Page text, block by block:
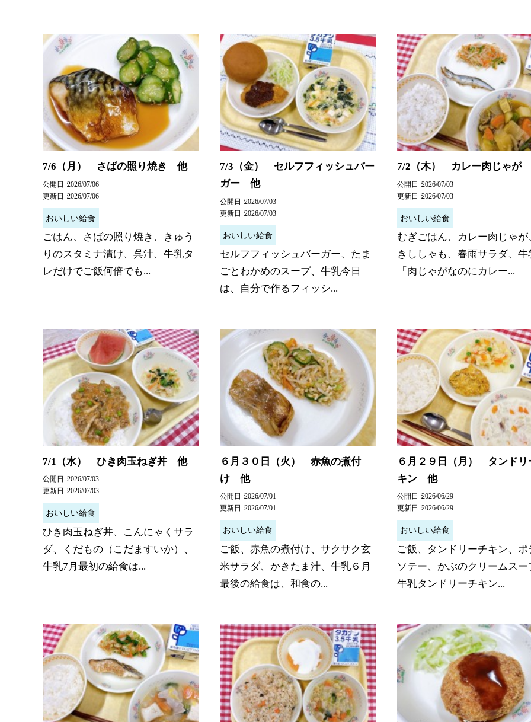
7/6（月） さばの照り焼き 他
公開日 2026/07/06
更新日 2026/07/06
おいしい給食
ごはん、さばの照り焼き、きゅう
りのスタミナ漬け、呉汁、牛乳タ
レだけでご飯何倍でも...
7/3（金） セルフフィッシュバー
ガー 他
公開日 2026/07/03
更新日 2026/07/03
おいしい給食
セルフフィッシュバーガー、たま
ごとわかめのスープ、牛乳今日
は、自分で作るフィッシ...
7/2（木） カレー肉じゃが
公開日 2026/07/03
更新日 2026/07/03
おいしい給食
むぎごはん、カレー肉じゃが
きししゃも、春雨サラダ、牛
「肉じゃがなのにカレー...
7/1（水） ひき肉玉ねぎ丼 他
公開日 2026/07/03
更新日 2026/07/03
おいしい給食
ひき肉玉ねぎ丼、こんにゃくサラ
ダ、くだもの（こだますいか）、
牛乳7月最初の給食は...
６月３０日（火） 赤魚の煮付
け 他
公開日 2026/07/01
更新日 2026/07/01
おいしい給食
ご飯、赤魚の煮付け、サクサク玄
米サラダ、かきたま汁、牛乳６月
最後の給食は、和食の...
６月２９日（月） タンドリ
キン 他
公開日 2026/06/29
更新日 2026/06/29
おいしい給食
ご飯、タンドリーチキン、ポ
ソテー、かぶのクリームスー
牛乳タンドリーチキン...